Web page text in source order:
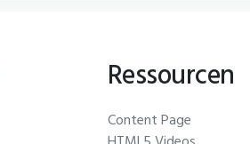
Ressourcen
Content Page